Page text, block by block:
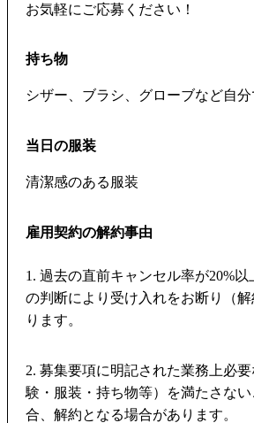
お気軽にご応募ください！
持ち物
シザー、ブラシ、グローブなど自
当日の服装
清潔感のある服装
雇用契約の解約事由
1. 過去の直前キャンセル率が20%
の判断により受け入れをお断り（
ります。
2. 募集要項に明記された業務上必
験・服装・持ち物等）を満たさな
合、解約となる場合があります。